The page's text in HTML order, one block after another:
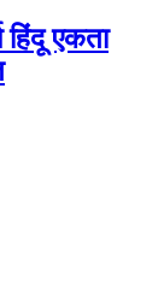
हिंदू एकता